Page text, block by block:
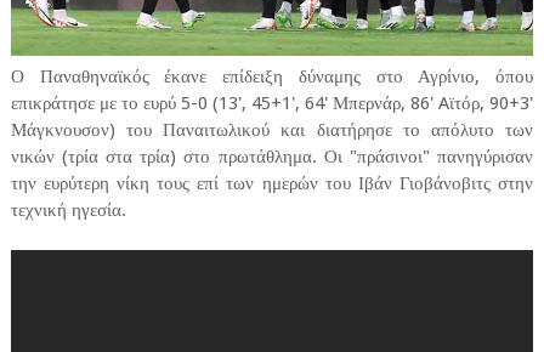
Ο Παναθηναϊκός έκανε επίδειξη δύναμης στο Αγρίνιο, όπου
επικράτησε με το ευρύ 5-0 (13', 45+1', 64' Μπερνάρ, 86' Aϊτόρ, 90+3'
Μάγκνουσον) του Παναιτωλικού και διατήρησε το απόλυτο των
νικών (τρία στα τρία) στο πρωτάθλημα. Οι "πράσινοι" πανηγύρισαν
την ευρύτερη νίκη τους επί των ημερών του Ιβάν Γιοβάνοβιτς στην
τεχνική ηγεσία.